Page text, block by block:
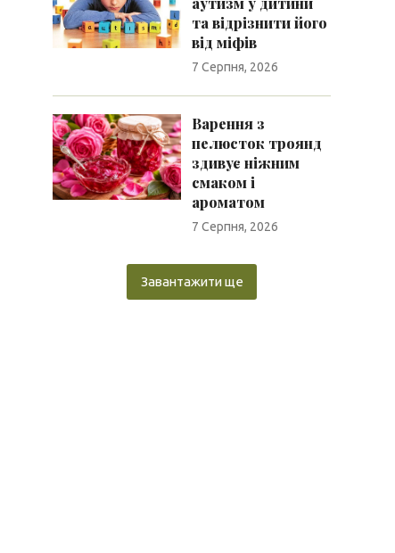
та відрізнити його
від міфів
7 Серпня, 2026
Варення з
пелюсток троянд
здивує ніжним
смаком і
ароматом
7 Серпня, 2026
Завантажити ще